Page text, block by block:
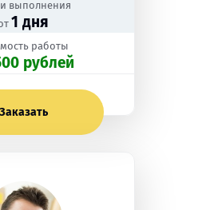
выполнения
1 дня
работы
рублей
Заказать